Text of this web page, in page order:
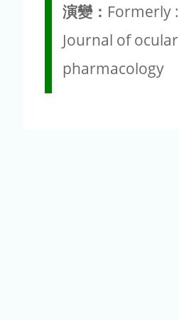
演變： Formerly :
Journal of ocular
pharmacology